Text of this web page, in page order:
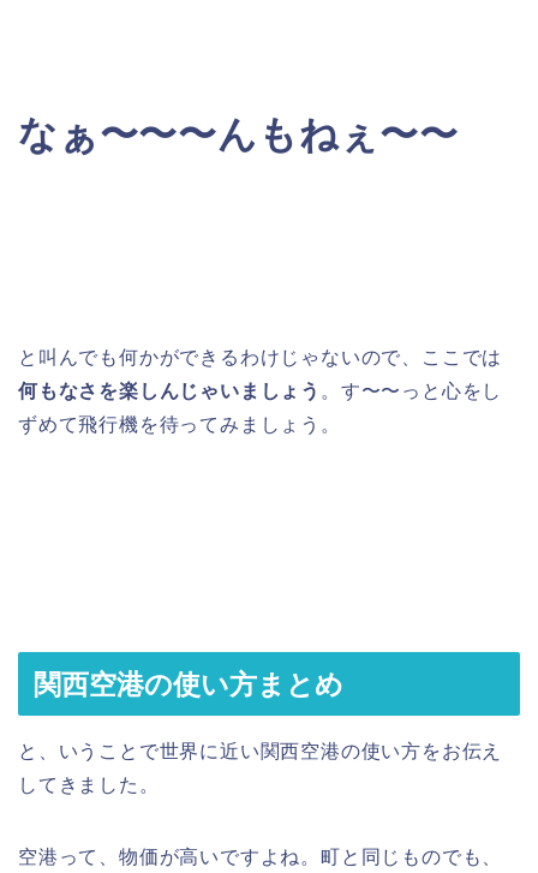
なぁ〜〜〜んもねぇ〜〜
と叫んでも何かができるわけじゃないので、ここでは
何もなさを楽しんじゃいましょう 。す〜〜っと心をし
ずめて飛行機を待ってみましょう。
関西空港の使い方まとめ
と、いうことで世界に近い関西空港の使い方をお伝え
してきました。
空港って、物価が高いですよね。町と同じものでも、